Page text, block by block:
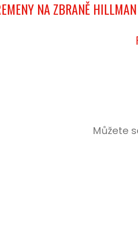
NA ZBRANĚ HILLMAN
Můžete